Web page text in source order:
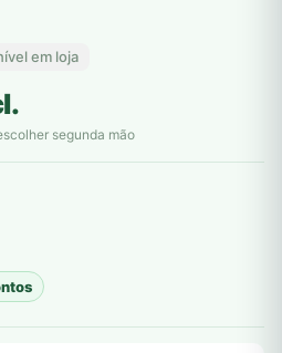
em loja
segunda mão